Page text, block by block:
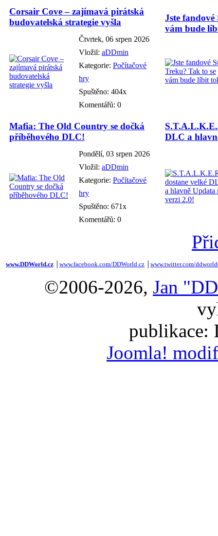
Corsair Cove – zajímavá pirátská
budovatelská strategie vyšla
Čtvrtek, 06 srpen 2026
Vložil: aDDmin
Kategorie: Počítačové
hry
Spuštěno: 404x
Komentářů: 0
Jste
vám bude
Mafia: The Old Country se dočká
příběhového DLC!
Pondělí, 03 srpen 2026
Vložil: aDDmin
Kategorie: Počítačové
hry
Spuštěno: 671x
Komentářů: 0
DLC a
www.DDWorld.cz www.facebook.com/DDWorld.cz www.twitter.com/
©2006-2026, Jan
publikace:
Joomla!